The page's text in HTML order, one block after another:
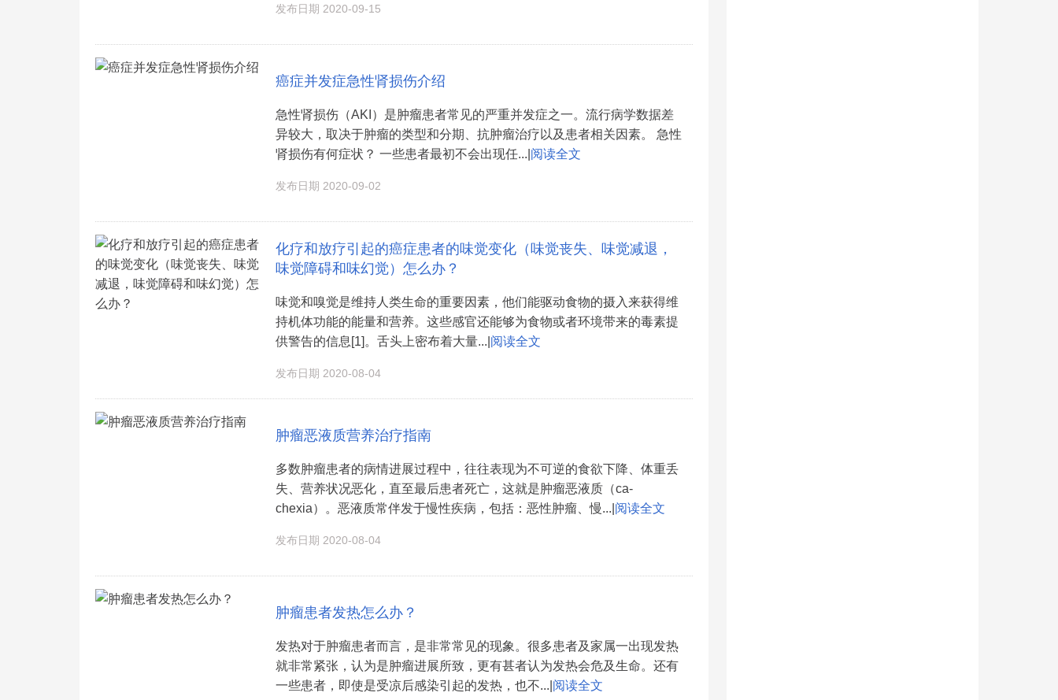
发布日期 2020-09-15
癌症并发症急性肾损伤介绍
急性肾损伤（AKI）是肿瘤患者常见的严重并发症之一。流行病学数据差
异较大，取决于肿瘤的类型和分期、抗肿瘤治疗以及患者相关因素。 急性
肾损伤有何症状？ 一些患者最初不会出现任...| 阅读全文
发布日期 2020-09-02
化疗和放疗引起的癌症患者的味觉变化（味觉丧失、味觉减退，
味觉障碍和味幻觉）怎么办？
味觉和嗅觉是维持人类生命的重要因素，他们能驱动食物的摄入来获得维
持机体功能的能量和营养。这些感官还能够为食物或者环境带来的毒素提
供警告的信息[1]。舌头上密布着大量...| 阅读全文
发布日期 2020-08-04
肿瘤恶液质营养治疗指南
多数肿瘤患者的病情进展过程中，往往表现为不可逆的食欲下降、体重丢
失、营养状况恶化，直至最后患者死亡，这就是肿瘤恶液质（ca-
chexia）。恶液质常伴发于慢性疾病，包括：恶性肿瘤、慢...| 阅读全文
发布日期 2020-08-04
肿瘤患者发热怎么办？
发热对于肿瘤患者而言，是非常常见的现象。很多患者及家属一出现发热
就非常紧张，认为是肿瘤进展所致，更有甚者认为发热会危及生命。还有
一些患者，即使是受凉后感染引起的发热，也不...| 阅读全文